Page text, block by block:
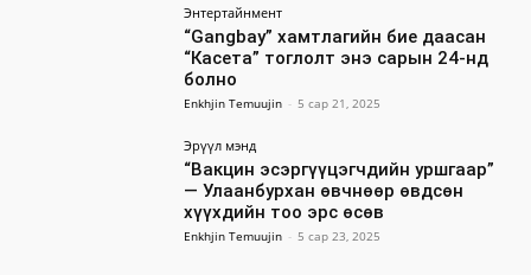
Энтертайнмент
“Gangbay” хамтлагийн бие даасан
“Касета” тоглолт энэ сарын 24-нд
болно
Enkhjin Temuujin - 5 сар 21, 2025
Эрүүл мэнд
“Вакцин эсэргүүцэгчдийн уршгаар”
— Улаанбурхан өвчнөөр өвдсөн
хүүхдийн тоо эрс өсөв
Enkhjin Temuujin - 5 сар 23, 2025